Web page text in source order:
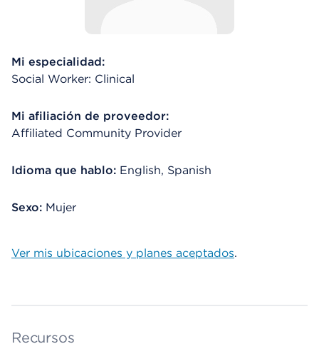
Mi especialidad:
Social Worker: Clinical
Mi afiliación de proveedor:
Affiliated Community Provider
Idioma que hablo: English, Spanish
Sexo: Mujer
Ver mis ubicaciones y planes aceptados.
Recursos